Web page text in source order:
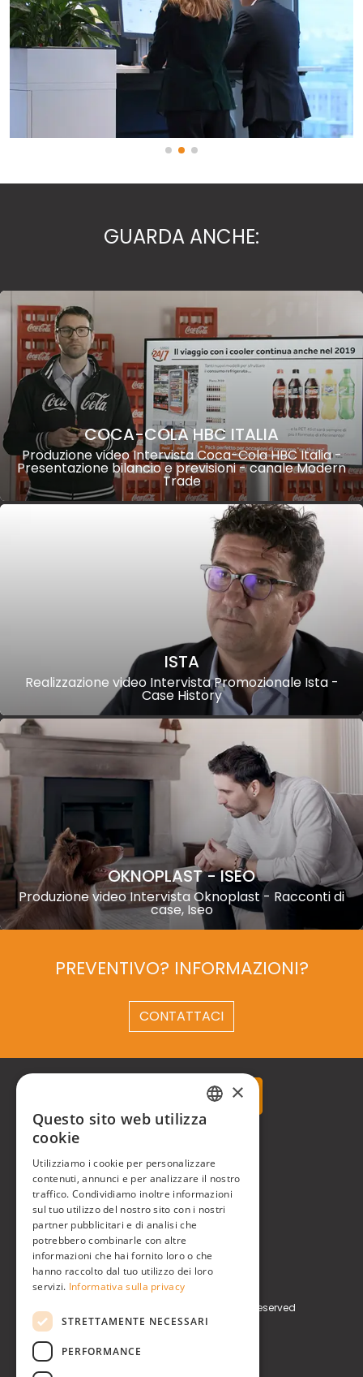
GUARDA ANCHE:
COCA-COLA HBC ITALIA
Produzione video Intervista Coca-Cola HBC Italia -
Presentazione bilancio e previsioni - canale Modern
Trade
ISTA
Realizzazione video Intervista Promozionale Ista -
Case History
OKNOPLAST - ISEO
Produzione video Intervista Oknoplast - Racconti di
case, Iseo
PREVENTIVO? INFORMAZIONI?
CONTATTACI
P.zzale Arduino, 11 - Milano (MI)
Phone+39 0248519908
E-mail info@realtimegroup.it
P. IVA / C.F. 02794870960
Copyright © Real Time® S.r.l. All rights reserved
×
Questo sito web utilizza
cookie
Utilizziamo i cookie per personalizzare
contenuti, annunci e per analizzare il nostro
traffico. Condividiamo inoltre informazioni
sul tuo utilizzo del nostro sito con i nostri
partner pubblicitari e di analisi che
potrebbero combinarle con altre
informazioni che hai fornito loro o che
hanno raccolto dal tuo utilizzo dei loro
servizi. Informativa sulla privacy
STRETTAMENTE NECESSARI
PERFORMANCE